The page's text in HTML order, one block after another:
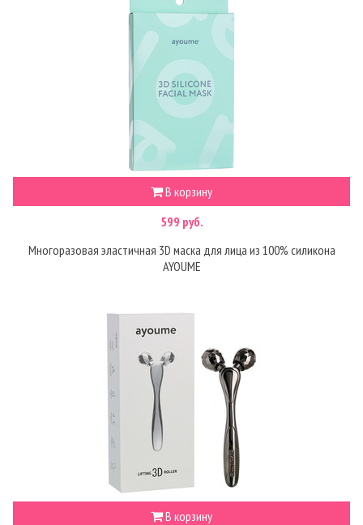
В корзину
599 руб.
Многоразовая эластичная 3D маска для лица из 100% силикона
AYOUME
В корзину